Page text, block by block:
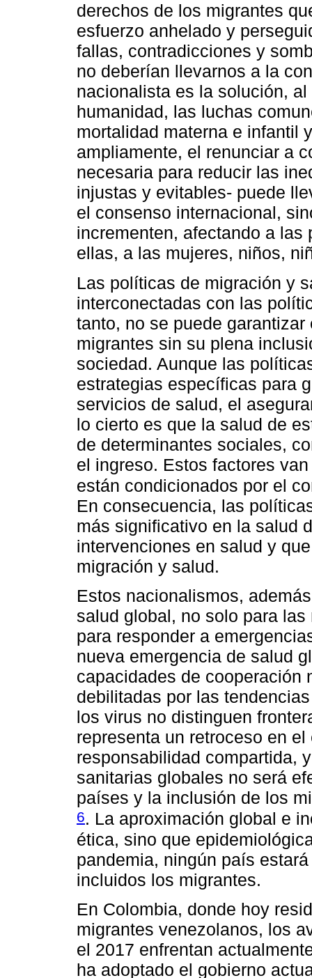
derechos de los migrantes
esfuerzo anhelado y
fallas, contradicciones y
no deberían llevarnos a la
nacionalista es la solución,
humanidad, las luchas
mortalidad materna e infantil
ampliamente, el renunciar a
necesaria para reducir las
injustas y evitables- puede
el consenso internacional,
incrementen, afectando a las
ellas, a las mujeres, niños,
Las políticas de migración y
interconectadas con las
tanto, no se puede
migrantes sin su plena
sociedad. Aunque las
estrategias específicas para
servicios de salud, el
lo cierto es que la salud de
de determinantes sociales,
el ingreso. Estos factores
están condicionados por el
En consecuencia, las
más significativo en la salud
intervenciones en salud y
migración y salud.
Estos nacionalismos,
salud global, no solo para
para responder a
nueva emergencia de salud
capacidades de cooperación
debilitadas por las
los virus no distinguen
representa un retroceso en
responsabilidad compartida,
sanitarias globales no será
países y la inclusión de los
6. La aproximación global e
ética, sino que
pandemia, ningún país
incluidos los migrantes.
En Colombia, donde hoy
migrantes venezolanos, los
el 2017 enfrentan
ha adoptado el gobierno